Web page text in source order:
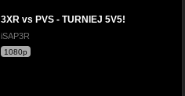
3XR vs PVS - TURNIEJ 5V5!
iSAP3R
1080p